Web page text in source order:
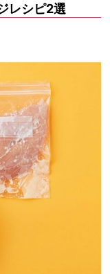
レシピ2選